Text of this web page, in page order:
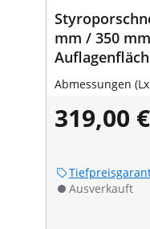
mm / 350
Abmessungen
319,00 €
Ausverkauft